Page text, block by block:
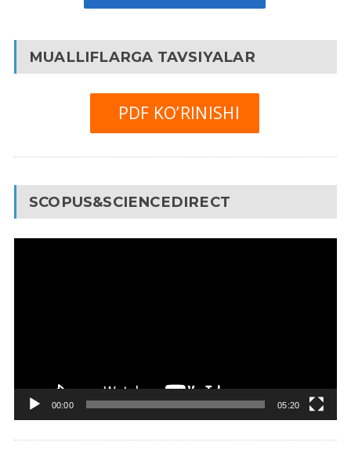
MUALLIFLARGA TAVSIYALAR
PDF KO’RINISHI
SCOPUS&SCIENCEDIRECT
00:00 05:20